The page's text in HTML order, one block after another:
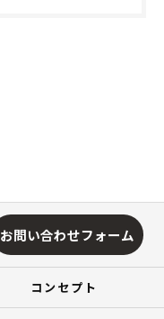
お問い合わせフォーム
コンセプト